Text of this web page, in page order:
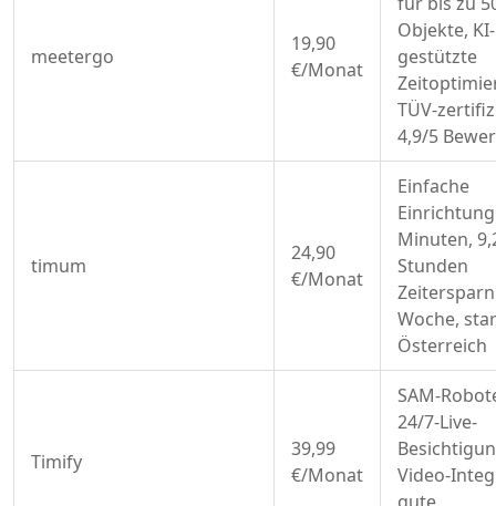
meetergo
19,90
€/Monat
Objekte, KI-
gestützte
TÜV-
4,9/5
timum
24,90
€/Monat
Einfache
Minuten,
Stunden
Woche,
Österreich
Timify
39,99
€/Monat
SAM-
24/7-Live-
Video-
gute